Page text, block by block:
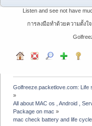
Listen and see not have
การลงมือทำด้วยความตั้งใ
Golfreeze.packetlove.com: Life
»
All about MAC os , Android ,
Package on mac »
mac check battery and life